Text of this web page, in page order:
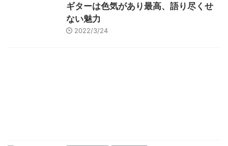
ギターは色気があり最高、語り尽くせ
ない魅力
2022/3/24